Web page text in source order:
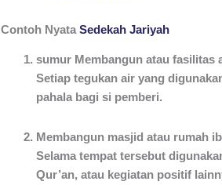
Contoh Nyata Sedekah Jariyah
sumur Membangun atau fasilitas
Setiap tegukan air yang
pahala bagi si pemberi.
Membangun masjid atau rumah
Selama tempat tersebut
Qur’an, atau kegiatan positif